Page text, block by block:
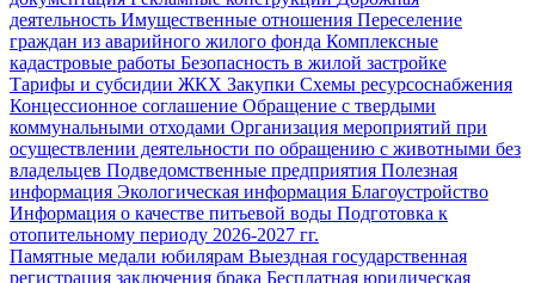
деятельность Имущественные отношения Переселение
граждан из аварийного жилого фонда Комплексные
кадастровые работы Безопасность в жилой застройке
Тарифы и субсидии ЖКХ Закупки Схемы ресурсоснабжения
Концессионное соглашение Обращение с твердыми
коммунальными отходами Организация мероприятий при
осуществлении деятельности по обращению с животными без
владельцев Подведомственные предприятия Полезная
информация Экологическая информация Благоустройство
Информация о качестве питьевой воды Подготовка к
отопительному периоду 2026-2027 гг.
Памятные медали юбилярам Выездная государственная
регистрация заключения брака Бесплатная юридическая